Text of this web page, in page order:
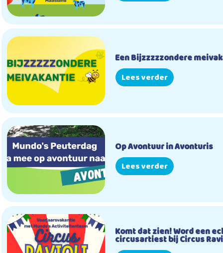
Een Bijzzzzzondere
Lees verder
Op Avontuur in Avonturis
Lees verder
Komt dat zien! Word een
circusartiest bij Circus